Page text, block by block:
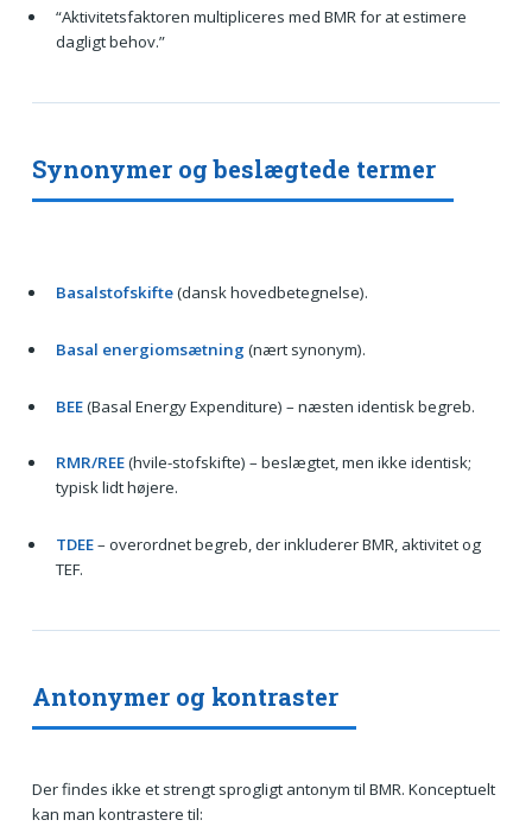
“Aktivitetsfaktoren multipliceres med BMR for at estimere
dagligt behov.”
Synonymer og beslægtede termer
Basalstofskifte(dansk hovedbetegnelse).
Basal energiomsætning (nært synonym).
BEE(Basal Energy Expenditure) – næsten identisk begreb.
RMR/REE(hvile-stofskifte) – beslægtet, men ikke identisk;
typisk lidt højere.
TDEE– overordnet begreb, der inkluderer BMR, aktivitet og
TEF.
Antonymer og kontraster
Der findes ikke et strengt sprogligt antonym til BMR. Konceptuelt
kan man kontrastere til: